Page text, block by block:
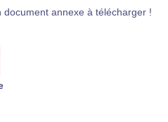
document annexe à télécharger !